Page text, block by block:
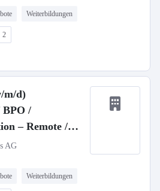
Weiterbildungen
2
m/d)
BPO /
– Remote /
AG
Weiterbildungen